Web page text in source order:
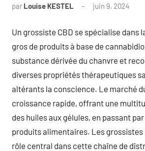
par Louise KESTEL juin 9, 2024
Un grossiste CBD se spécialise dans
gros de produits à base de
substance dérivée du chanvre et
diverses propriétés thérapeutiques
altérants la conscience. Le marché
croissance rapide, offrant une
des huiles aux gélules, en passant
produits alimentaires. Les grossistes
rôle central dans cette chaîne de